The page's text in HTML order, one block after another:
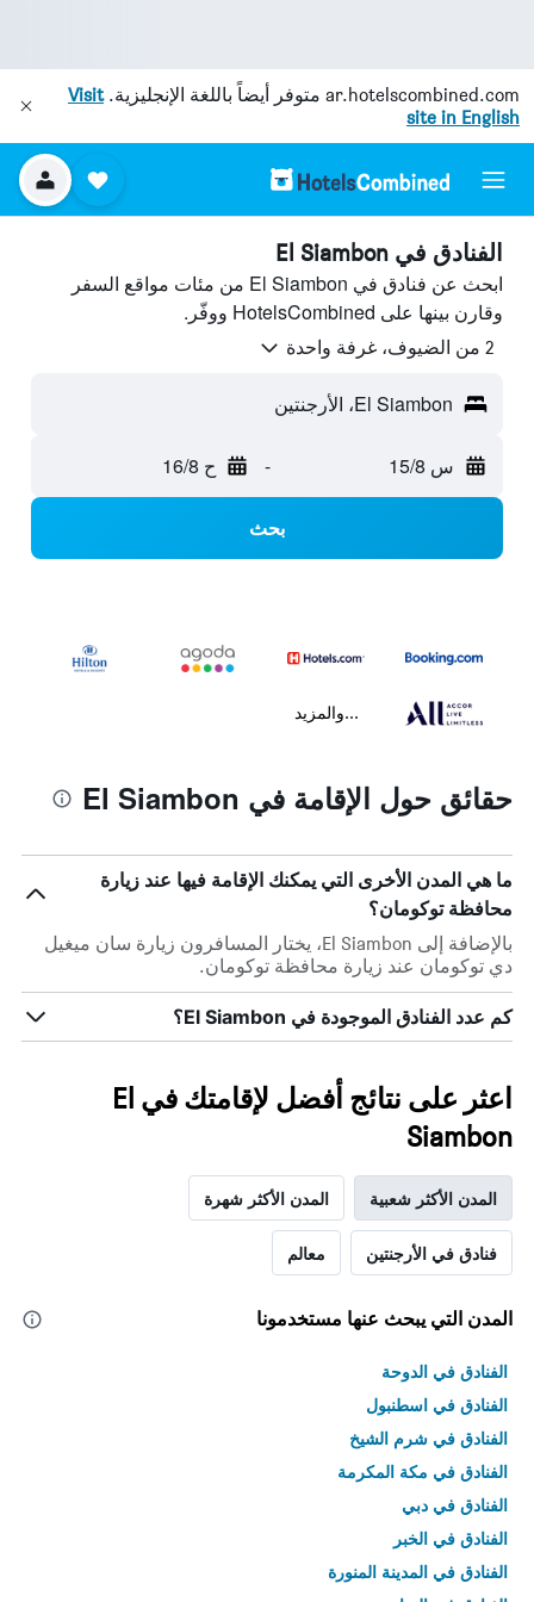
ar.hotelscombined.com متوفر أيضاً باللغة الإنجليزية.Visit
site in English
الفنادق في El Siambon
ابحث عن فنادق في El Siambon من مئات مواقع السفر
وقارن بينها على HotelsCombined ووفّر.
2 من الضيوف، غرفة واحدة
El Siambon، الأرجنتين
س 15/8 - ح 16/8
بحث
...والمزيد
حقائق حول الإقامة في El Siambon
ما هي المدن الأخرى التي يمكنك الإقامة فيها عند زيارة
محافظة توكومان؟
بالإضافة إلى El Siambon، يختار المسافرون زيارة سان ميغيل
دي توكومان عند زيارة محافظة توكومان.
كم عدد الفنادق الموجودة في El Siambon؟
اعثر على نتائج أفضل لإقامتك في El
Siambon
المدن الأكثر شعبية المدن الأكثر شهرة
فنادق في الأرجنتين معالم
المدن التي يبحث عنها مستخدمونا
الفنادق في الدوحة
الفنادق في اسطنبول
الفنادق في شرم الشيخ
الفنادق في مكة المكرمة
الفنادق في دبي
الفنادق في الخبر
الفنادق في المدينة المنورة